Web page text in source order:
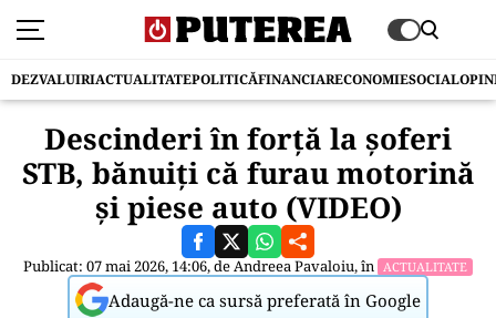
DEZVALUIRIACTUALITATEPOLITICĂFINANCIARECONOMIESOCIAL
Descinderi în forță la șoferi
STB, bănuiți că furau motorină
și piese auto (VIDEO)
Publicat: 07 mai 2026, 14:06, deAndreea Pavaloiu, în ACTUALITATE
Adaugă-ne ca sursă preferată în Google